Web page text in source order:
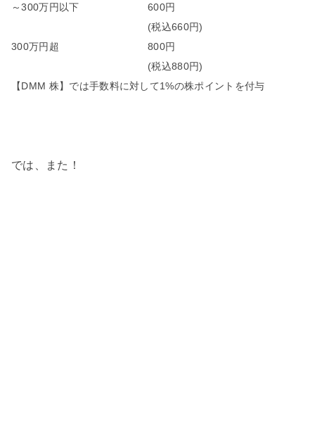
～300万円以下
600円
(税込660円)
300万円超
800円
(税込880円)
【DMM 株】では手数料に対して1%の株ポイントを付与
では、また！